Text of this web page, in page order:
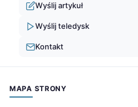
Wyślij artykuł
Wyślij teledysk
Kontakt
MAPA STRONY